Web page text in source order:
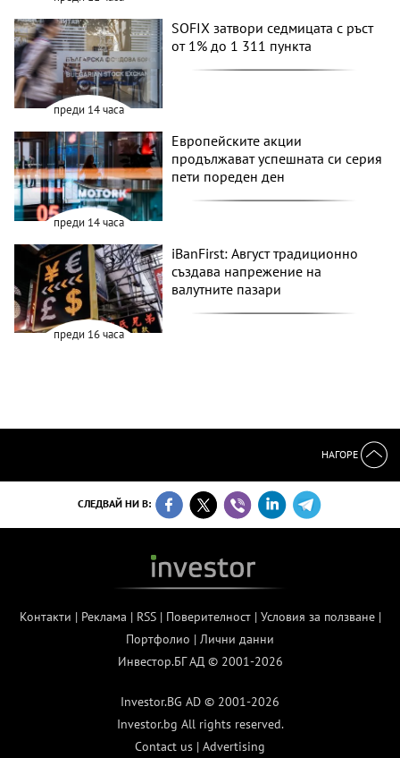
преди 14 часа
SOFIX затвори седмицата с ръст
от 1% до 1 311 пункта
преди 14 часа
Европейските акции
продължават успешната си серия
пети пореден ден
преди 16 часа
iBanFirst: Август традиционно
създава напрежение на
валутните пазари
НАГОРЕ
СЛЕДВАЙ НИ В:
Контакти | Реклама | RSS| Поверителност| Условия за ползване|
Портфолио | Лични данни
Инвестор.БГ АД © 2001-2026
Investor.BG AD © 2001-2026
Investor.bg All rights reserved.
Contact us | Advertising